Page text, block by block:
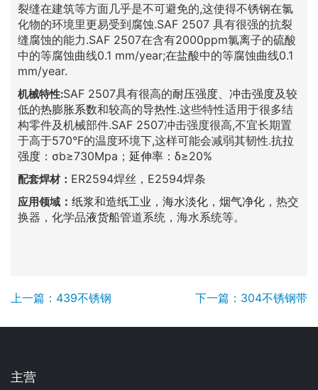
裂缝在建筑等方面几乎是不可避免的,这使得不锈钢在氯
化物的环境里更易受到腐蚀.SAF 2507 具有很强的抗裂
缝腐蚀的能力.SAF 2507在含有2000ppm氯离子的硫酸
中的等腐蚀曲线0.1 mm/year;在盐酸中的等腐蚀曲线0.1
mm/year.
机械特性:SAF 2507具有很高的耐压强度 冲击强度及较
低的热膨胀系数和较高的导热性.这些特性适用于很多结
构零件及机械部件.SAF 2507冲击强度很高,不宜长期置
于高于570°F的温度环境下,这样可能会减弱其韧性.抗拉
强度 ：σb≥730Mpa； 延伸率 ：δ≥20%
配套焊材： ER2594焊丝，E2594焊条
应用领域 ： 纸浆和造纸工业 ， 海水淡化 ， 烟气净化 ，热交
换器，化学品液货船管道系统，海水系统等。
上一篇：439不锈钢 下一篇：304不锈钢带
主营